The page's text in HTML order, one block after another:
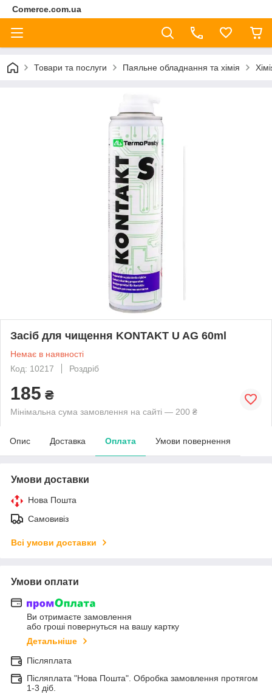
Comerce.com.ua
Товари та послуги Паяльне обладнання та хімія
Засіб для чищення KONTAKT U AG 60ml
Немає в наявності
Код: 10217
Роздріб
185 ₴
Мінімальна сума замовлення на сайті — 200 ₴
Опис Доставка Оплата Умови повернення
Умови доставки
Нова Пошта
Самовивіз
Всі умови доставки
Умови оплати
Ви отримаєте замовлення
або гроші повернуться на вашу картку
Детальніше
Післяплата
Післяплата "Нова Пошта". Обробка замовлення протягом
1-3 діб.